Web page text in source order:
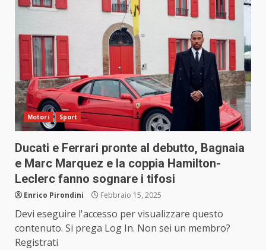
Motori Sport
Ducati e Ferrari pronte al debutto, Bagnaia
e Marc Marquez e la coppia Hamilton-
Leclerc fanno sognare i tifosi
Enrico Pirondini Febbraio 15, 2025
Devi eseguire l'accesso per visualizzare questo
contenuto. Si prega Log In. Non sei un membro?
Registrati